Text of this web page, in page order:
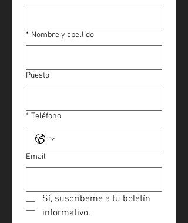
* Nombre y apellido
Puesto
* Teléfono
Email
Sí, suscríbeme a tu boletín
informativo.